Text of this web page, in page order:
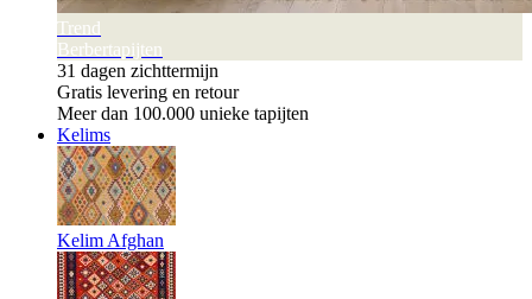
Trend
Berbertapijten
31 dagen zichttermijn
Gratis levering en retour
Meer dan 100.000 unieke tapijten
Kelims
Kelim Afghan